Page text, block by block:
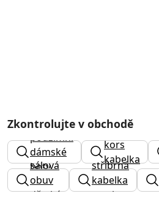
Zkontrolujte v obchodě
podzimní
dámské
boty
michael
kors
kabelka
černá
sálová
obuv
dětská
stříbrná
kabelka
na ples